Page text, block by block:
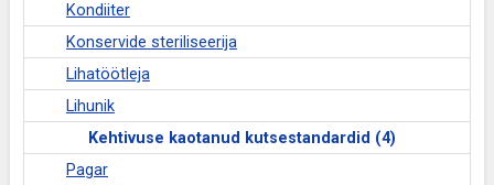
Kondiiter
Konservide steriliseerija
Lihatöötleja
Lihunik
Kehtivuse kaotanud kutsestandardid (4)
Pagar